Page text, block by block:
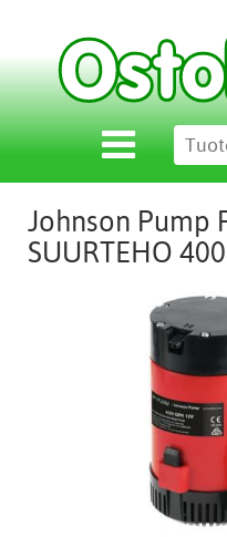
Johnson Pump
SUURTEHO